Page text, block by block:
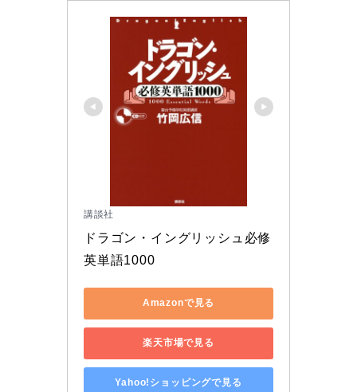
講談社
ドラゴン・イングリッシュ必修
英単語1000
Amazonで見る
楽天市場で見る
Yahoo!ショッピングで見る